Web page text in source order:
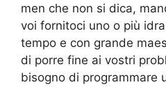
men che non si dica,
voi fornitoci uno o più
tempo e con grande
di porre fine ai vostri
bisogno di programmare